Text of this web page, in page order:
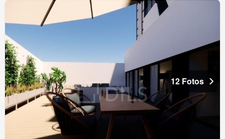
12 Fotos